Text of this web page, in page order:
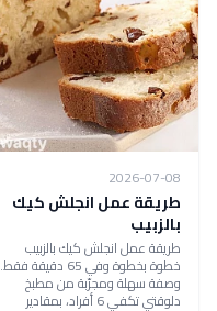
2026-07-08
طريقة عمل انجلش كيك
بالزبيب
طريقة عمل انجلش كيك بالزبيب
خطوة بخطوة وفي 65 دقيقة فقط.
وصفة سهلة ومجرّبة من مطبخ
دلوقتي تكفي 6 أفراد، بمقادير